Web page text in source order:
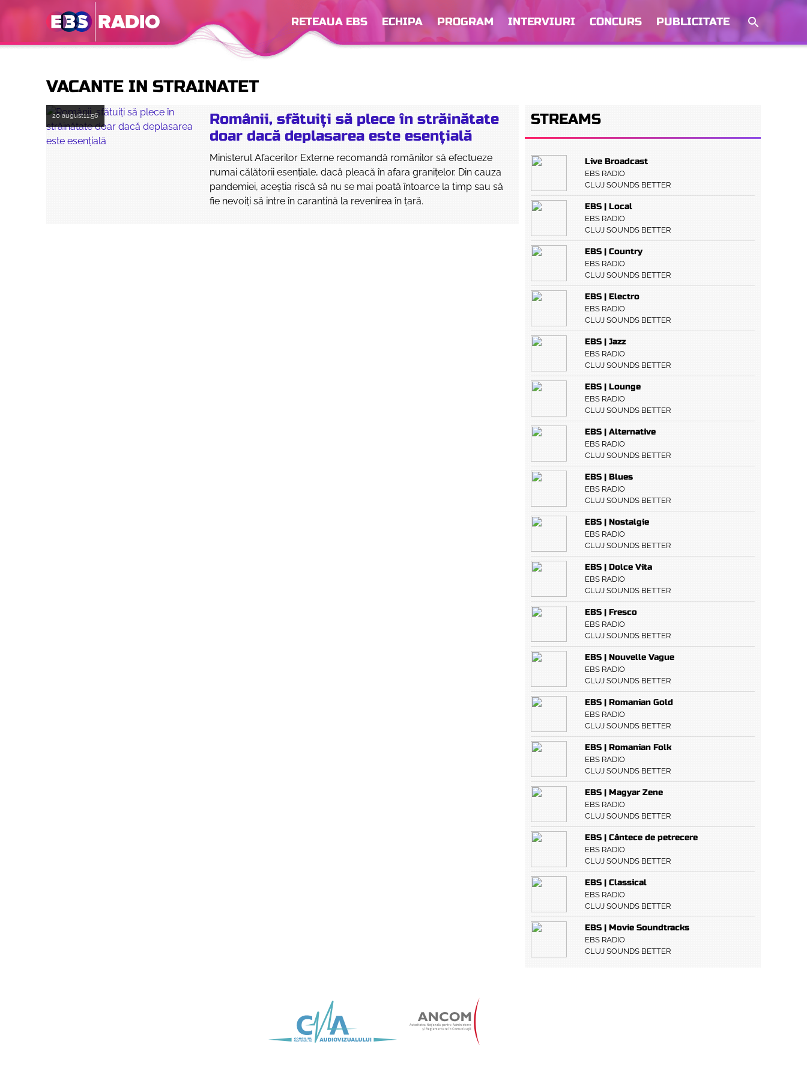
RETEAUA EBS ECHIPA PROGRAM INTERVIURI CONCURS PUBLICITATE
VACANTE IN STRAINATET
20 august11:56
Românii, sfătuiți să plece în străinătate
doar dacă deplasarea este esențială
Ministerul Afacerilor Externe recomandă românilor să efectueze
numai călătorii esențiale, dacă pleacă în afara granițelor. Din cauza
pandemiei, aceștia riscă să nu se mai poată întoarce la timp sau să
fie nevoiți să intre în carantină la revenirea în țară.
STREAMS
Live Broadcast
EBS RADIO
CLUJ SOUNDS BETTER
EBS | Local
EBS RADIO
CLUJ SOUNDS BETTER
EBS | Country
EBS RADIO
CLUJ SOUNDS BETTER
EBS | Electro
EBS RADIO
CLUJ SOUNDS BETTER
EBS | Jazz
EBS RADIO
CLUJ SOUNDS BETTER
EBS | Lounge
EBS RADIO
CLUJ SOUNDS BETTER
EBS | Alternative
EBS RADIO
CLUJ SOUNDS BETTER
EBS | Blues
EBS RADIO
CLUJ SOUNDS BETTER
EBS | Nostalgie
EBS RADIO
CLUJ SOUNDS BETTER
EBS | Dolce Vita
EBS RADIO
CLUJ SOUNDS BETTER
EBS | Fresco
EBS RADIO
CLUJ SOUNDS BETTER
EBS | Nouvelle Vague
EBS RADIO
CLUJ SOUNDS BETTER
EBS | Romanian Gold
EBS RADIO
CLUJ SOUNDS BETTER
EBS | Romanian Folk
EBS RADIO
CLUJ SOUNDS BETTER
EBS | Magyar Zene
EBS RADIO
CLUJ SOUNDS BETTER
EBS | Cântece de petrecere
EBS RADIO
CLUJ SOUNDS BETTER
EBS | Classical
EBS RADIO
CLUJ SOUNDS BETTER
EBS | Movie Soundtracks
EBS RADIO
CLUJ SOUNDS BETTER